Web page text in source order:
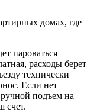
домах, где
пароваться
расходы берет
технически
Если нет
подъем на
счет.